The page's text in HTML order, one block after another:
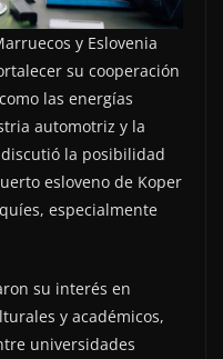
y Eslovenia
su cooperación
las energías
automotriz y la
la posibilidad
esloveno de Koper
especialmente
su interés en
y académicos,
universidades